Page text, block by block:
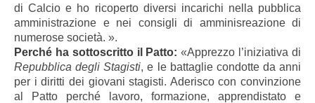
di Calcio e ho ricoperto diversi incarichi nella pubblica
amministrazione e nei consigli di amminisreazione di
numerose società. ».
Perché ha sottoscritto il Patto: «Apprezzo l’iniziativa di
Repubblica degli Stagisti, e le battaglie condotte da anni
per i diritti dei giovani stagisti. Aderisco con convinzione
al Patto perché lavoro, formazione, apprendistato e